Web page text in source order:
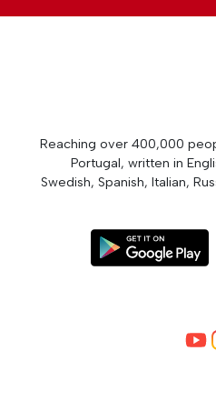
Reaching over 400,000
Portugal, written in
Swedish, Spanish, Italian,